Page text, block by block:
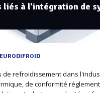
liés à l'intégration de
EURODIFROID
de refroidissement dans
de conformité